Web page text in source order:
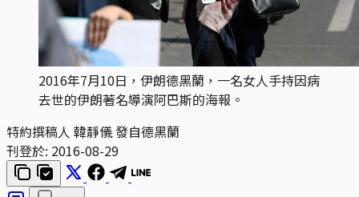
2016年7月10日，伊朗德黑蘭，一名女人手持因病
去世的伊朗著名導演阿巴斯的海報。
特約撰稿人 韓靜儀 發自德黑蘭
刊登於: 2016-08-29